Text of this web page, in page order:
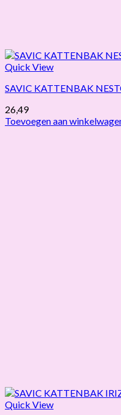
Quick View
SAVIC KATTENBAK
26,49
Toevoegen aan
Quick View